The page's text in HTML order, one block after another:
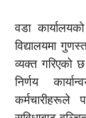
वडा
विद्यालयमा
व्यक्त गरिएको
निर्णय
कर्मचारीहरूले